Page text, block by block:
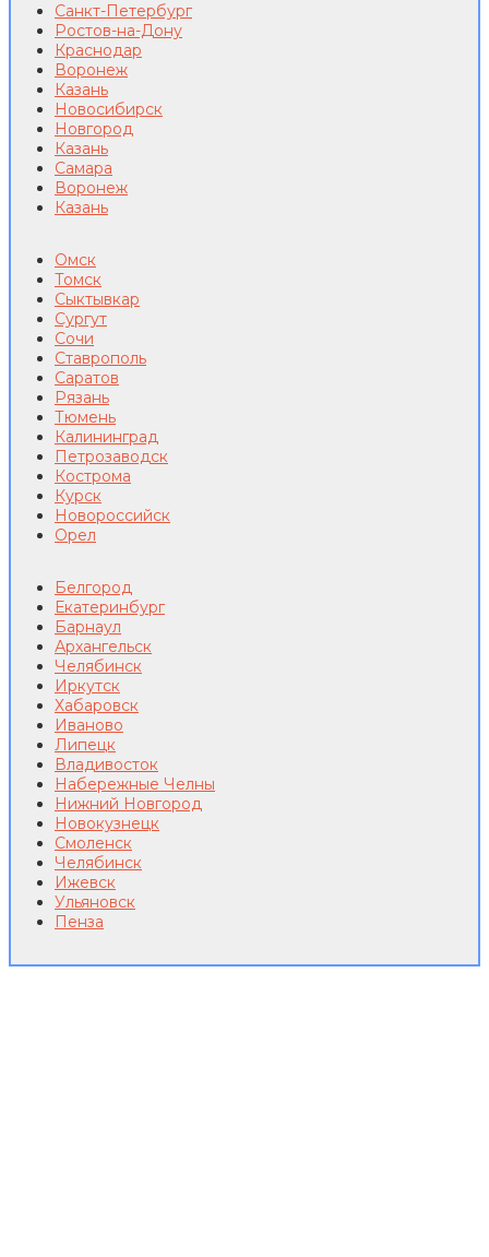
Санкт-Петербург
Ростов-на-Дону
Краснодар
Воронеж
Казань
Новосибирск
Новгород
Казань
Самара
Воронеж
Казань
Омск
Томск
Сыктывкар
Сургут
Сочи
Ставрополь
Саратов
Рязань
Тюмень
Калининград
Петрозаводск
Кострома
Курск
Новороссийск
Орел
Белгород
Екатеринбург
Барнаул
Архангельск
Челябинск
Иркутск
Хабаровск
Иваново
Липецк
Владивосток
Набережные Челны
Нижний Новгород
Новокузнецк
Смоленск
Челябинск
Ижевск
Ульяновск
Пенза